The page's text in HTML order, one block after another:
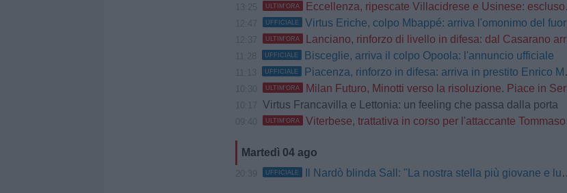
ULTIM'ORA Eccellenza, ripescate Villacidrese e Usinese: escluso l'Olbia
UFFICIALE Virtus Eriche, colpo Mbappé: arriva l'omonimo del fuoriclasse del Real Madrid
ULTIM'ORA Lanciano, rinforzo di livello in difesa: dal Casarano arriva Alessio Barone
UFFICIALE Bisceglie, arriva il colpo Opoola: l'annuncio ufficiale
UFFICIALE Piacenza, rinforzo in difesa: arriva in prestito Enrico Manzi dal Torino
ULTIM'ORA Milan Futuro, Minotti verso la risoluzione. Piace in Serie C
Virtus Francavilla e Lettonia: un feeling che passa dalla porta
ULTIM'ORA Viterbese, trattativa in corso per l'attaccante Tommaso Busatto
Martedì 04 ago
UFFICIALE Il Nardò blinda Sall: "La nostra stella più giovane e luminosa sarà pronta a tornare a brillare"